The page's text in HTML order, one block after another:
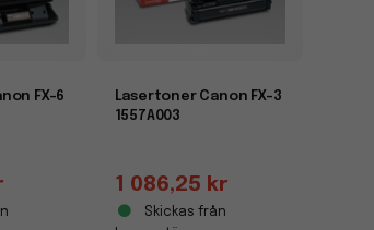
FX-6
Lasertoner Canon FX-3
1557A003
1 086,25 kr
Skickas från